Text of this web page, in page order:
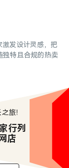
发设计灵感，把
独特且合规的热卖
旅！
行列
店